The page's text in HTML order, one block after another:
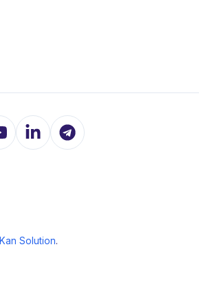
Kan Solution.